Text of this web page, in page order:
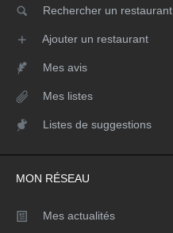
Rechercher un restaurant
Ajouter un restaurant
Mes avis
Mes listes
Listes de suggestions
MON RÉSEAU
Mes actualités